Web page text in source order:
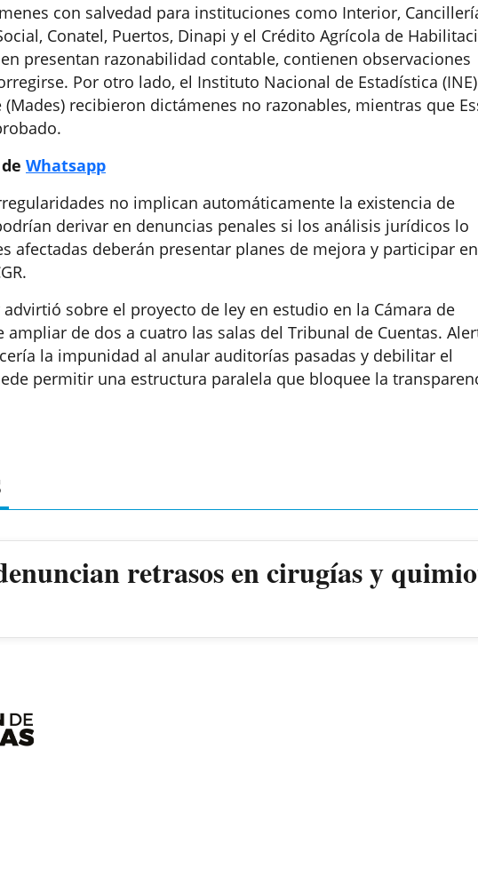
con salvedad para instituciones como Interior,
Conatel, Puertos, Dinapi y el Crédito Agrícola de
presentan razonabilidad contable, contienen observaciones
Por otro lado, el Instituto Nacional de Estadística
recibieron dictámenes no razonables, mientras que
Whatsapp
no implican automáticamente la existencia de
derivar en denuncias penales si los análisis jurídicos lo
afectadas deberán presentar planes de mejora y participar en
sobre el proyecto de ley en estudio en la Cámara de
de dos a cuatro las salas del Tribunal de Cuentas.
la impunidad al anular auditorías pasadas y debilitar el
permitir una estructura paralela que bloquee la
retrasos en cirugías y